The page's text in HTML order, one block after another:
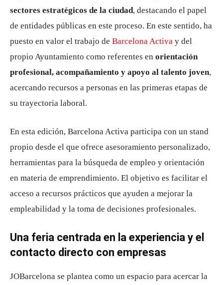
sectores estratégicos de la ciudad, destacando el papel
de entidades públicas en este proceso. En este sentido, ha
puesto en valor el trabajo de Barcelona Activa y del
propio Ayuntamiento como referentes en orientación
profesional, acompañamiento y apoyo al talento joven,
acercando recursos a personas en las primeras etapas de
su trayectoria laboral.
En esta edición, Barcelona Activa participa con un stand
propio desde el que ofrece asesoramiento personalizado,
herramientas para la búsqueda de empleo y orientación
en materia de emprendimiento. El objetivo es facilitar el
acceso a recursos prácticos que ayuden a mejorar la
empleabilidad y la toma de decisiones profesionales.
Una feria centrada en la experiencia y el
contacto directo con empresas
JOBarcelona se plantea como un espacio para acercar la